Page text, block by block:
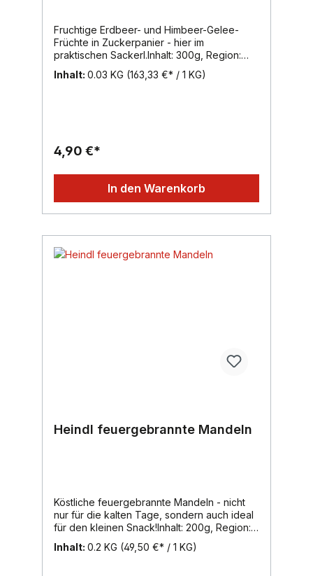
Fruchtige Erdbeer- und Himbeer-Gelee-
Früchte in Zuckerpanier - hier im
praktischen Sackerl.Inhalt: 300g, Region:
Wien, Marke: Heindl
Inhalt: 0.03 KG (163,33 €* / 1 KG)
4,90 €*
In den Warenkorb
Heindl feuergebrannte Mandeln
Köstliche feuergebrannte Mandeln - nicht
nur für die kalten Tage, sondern auch ideal
für den kleinen Snack!Inhalt: 200g, Region:
Wien, Marke: Heindl
Inhalt: 0.2 KG (49,50 €* / 1 KG)